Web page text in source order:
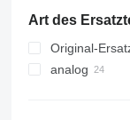
Art des
Original-
analog